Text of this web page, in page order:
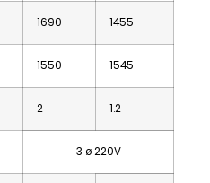
1690 1455
1550 1545
2 1.2
3 ø 220V